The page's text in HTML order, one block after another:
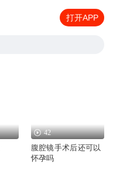
打开APP
42
腹腔镜手术后还可以
怀孕吗